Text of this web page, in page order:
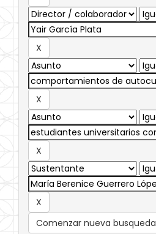
Comenzar nueva busqueda